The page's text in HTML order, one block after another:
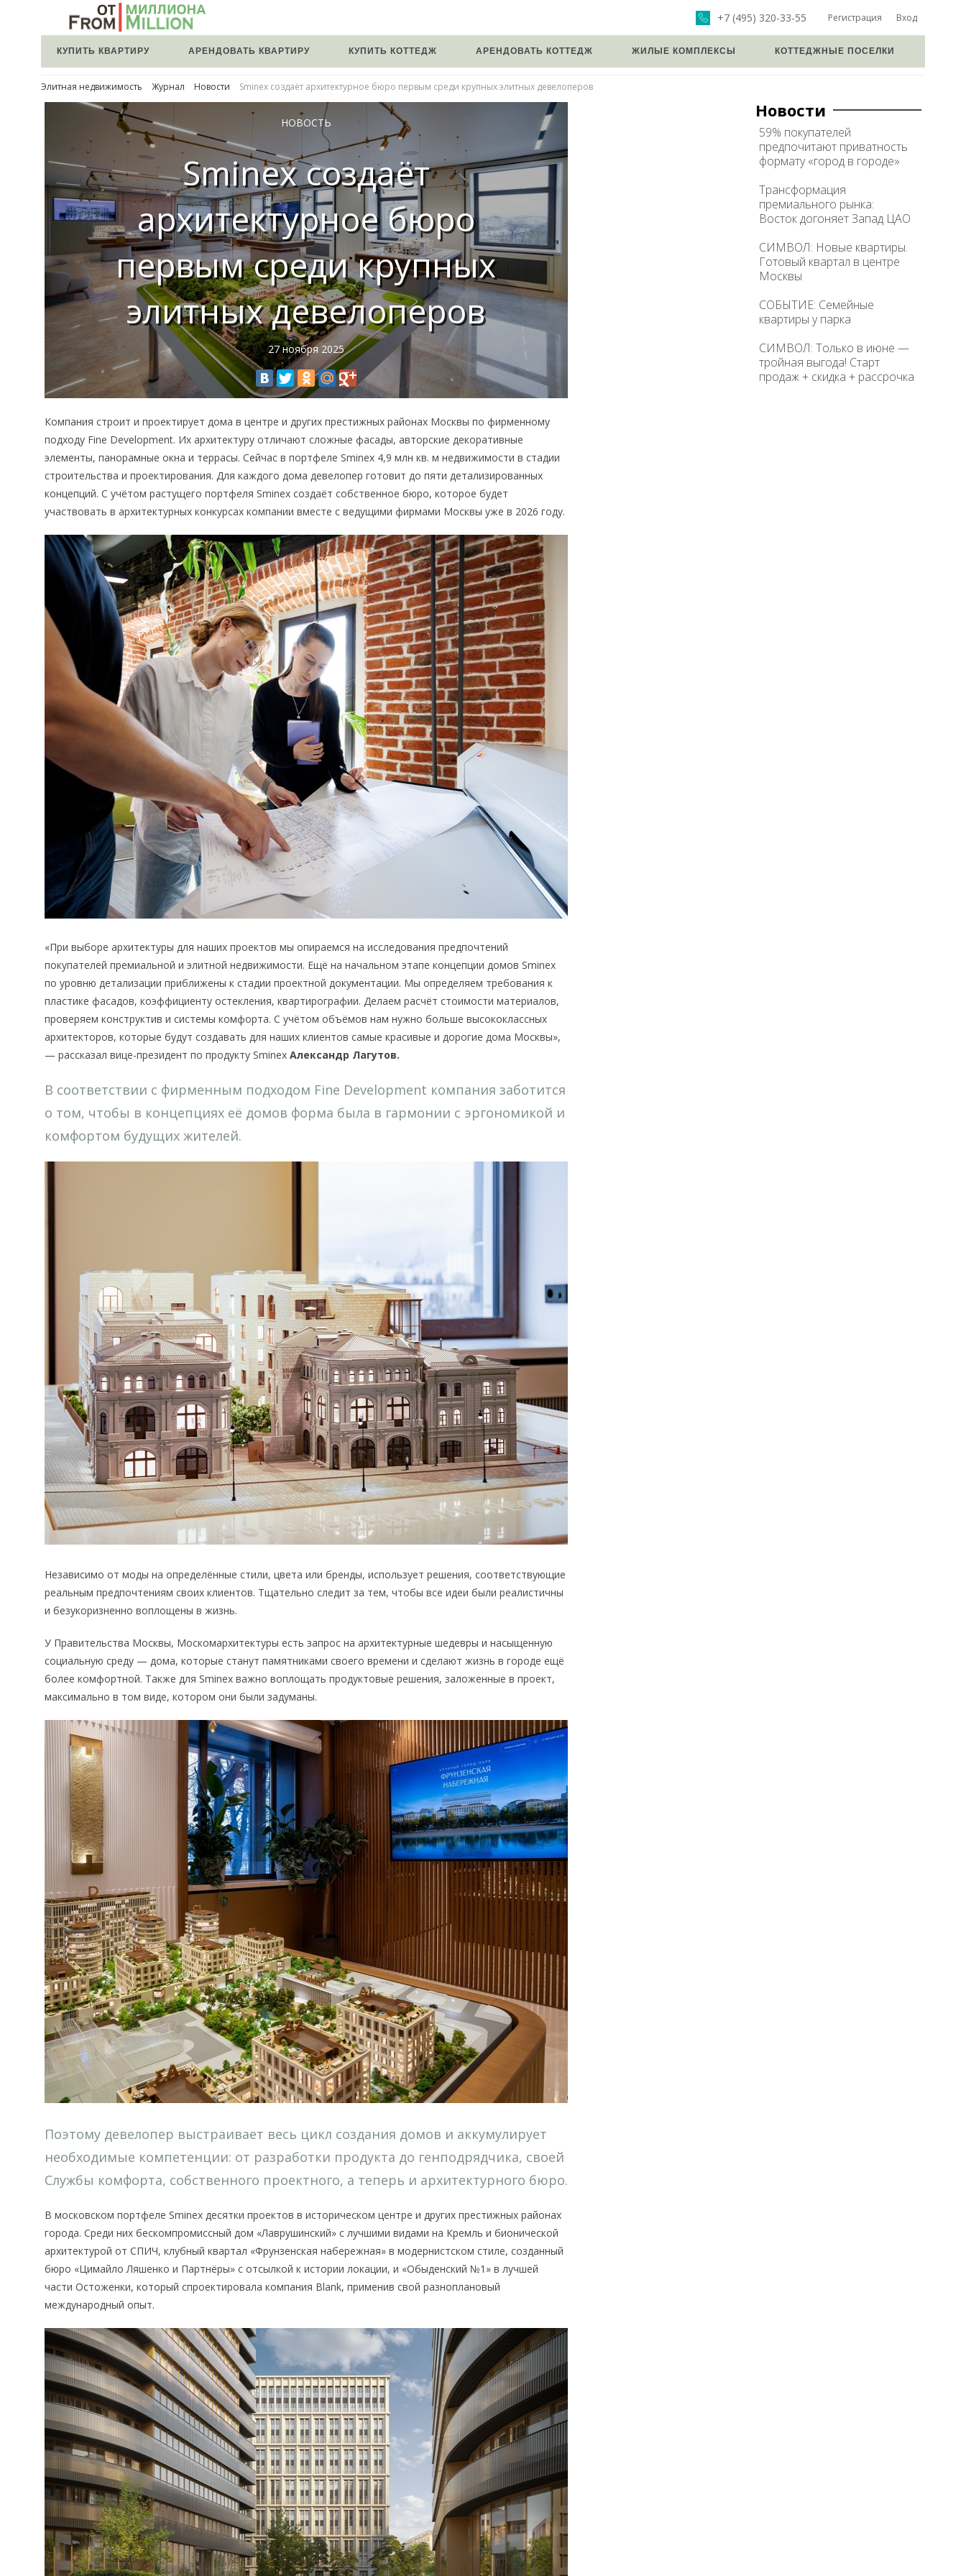
Регистрация Вход
+7 (495) 320-33-55
КУПИТЬ КВАРТИРУ АРЕНДОВАТЬ КВАРТИРУ КУПИТЬ КОТТЕДЖ АРЕНДОВАТЬ КОТТЕДЖ ЖИЛЫЕ КОМПЛЕКСЫ КОТТЕДЖНЫЕ ПОСЕЛКИ
Элитная недвижимость Журнал Новости Sminex создаёт архитектурное бюро первым среди крупных элитных девелоперов
НОВОСТЬ
Sminex создаёт
архитектурное бюро
первым среди крупных
элитных девелоперов
27 ноября 2025
Компания строит и проектирует дома в центре и других престижных районах Москвы по фирменному
подходу Fine Development. Их архитектуру отличают сложные фасады, авторские декоративные
элементы, панорамные окна и террасы. Сейчас в портфеле Sminex 4,9 млн кв. м недвижимости в стадии
строительства и проектирования. Для каждого дома девелопер готовит до пяти детализированных
концепций. С учётом растущего портфеля Sminex создаёт собственное бюро, которое будет
участвовать в архитектурных конкурсах компании вместе с ведущими фирмами Москвы уже в 2026 году.
«При выборе архитектуры для наших проектов мы опираемся на исследования предпочтений
покупателей премиальной и элитной недвижимости. Ещё на начальном этапе концепции домов Sminex
по уровню детализации приближены к стадии проектной документации. Мы определяем требования к
пластике фасадов, коэффициенту остекления, квартирографии. Делаем расчёт стоимости материалов,
проверяем конструктив и системы комфорта. С учётом объёмов нам нужно больше высококлассных
архитекторов, которые будут создавать для наших клиентов самые красивые и дорогие дома Москвы»,
— рассказал вице-президент по продукту Sminex Александр Лагутов.
В соответствии с фирменным подходом Fine Development компания заботится
о том, чтобы в концепциях её домов форма была в гармонии с эргономикой и
комфортом будущих жителей.
Независимо от моды на определённые стили, цвета или бренды, использует решения, соответствующие
реальным предпочтениям своих клиентов. Тщательно следит за тем, чтобы все идеи были реалистичны
и безукоризненно воплощены в жизнь.
У Правительства Москвы, Москомархитектуры есть запрос на архитектурные шедевры и насыщенную
социальную среду — дома, которые станут памятниками своего времени и сделают жизнь в городе ещё
более комфортной. Также для Sminex важно воплощать продуктовые решения, заложенные в проект,
максимально в том виде, котором они были задуманы.
Поэтому девелопер выстраивает весь цикл создания домов и аккумулирует
необходимые компетенции: от разработки продукта до генподрядчика, своей
Службы комфорта, собственного проектного, а теперь и архитектурного бюро.
В московском портфеле Sminex десятки проектов в историческом центре и других престижных районах
города. Среди них бескомпромиссный дом «Лаврушинский» с лучшими видами на Кремль и бионической
архитектурой от СПИЧ, клубный квартал «Фрунзенская набережная» в модернистском стиле, созданный
бюро «Цимайло Ляшенко и Партнёры» с отсылкой к истории локации, и «Обыденский №1» в лучшей
части Остоженки, который спроектировала компания Blank, применив свой разноплановый
международный опыт.
Новости
59% покупателей
предпочитают приватность
формату «город в городе»
Трансформация
премиального рынка:
Восток догоняет Запад ЦАО
СИМВОЛ: Новые квартиры.
Готовый квартал в центре
Москвы
СОБЫТИЕ: Семейные
квартиры у парка
СИМВОЛ: Только в июне —
тройная выгода! Старт
продаж + скидка + рассрочка